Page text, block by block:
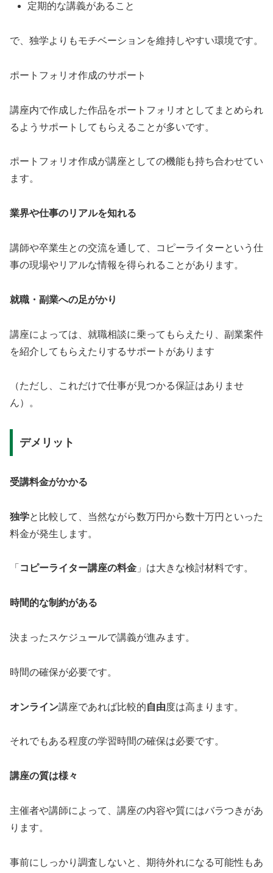
定期的な講義があること
で、独学よりもモチベーションを維持しやすい環境です。
ポートフォリオ作成のサポート
講座内で作成した作品をポートフォリオとしてまとめられ
るようサポートしてもらえることが多いです。
ポートフォリオ作成が講座としての機能も持ち合わせてい
ます。
業界や仕事のリアルを知れる
講師や卒業生との交流を通して、コピーライターという仕
事の現場やリアルな情報を得られることがあります。
就職・副業への足がかり
講座によっては、就職相談に乗ってもらえたり、副業案件
を紹介してもらえたりするサポートがあります
（ただし、これだけで仕事が見つかる保証はありませ
ん）。
デメリット
受講料金がかかる
独学と比較して、当然ながら数万円から数十万円といった
料金が発生します。
「 コピーライター講座の料金 」は大きな検討材料です。
時間的な制約がある
決まったスケジュールで講義が進みます。
時間の確保が必要です。
オンライン講座であれば比較的自由度は高まります。
それでもある程度の学習時間の確保は必要です。
講座の質は様々
主催者や講師によって、講座の内容や質にはバラつきがあ
ります。
事前にしっかり調査しないと、期待外れになる可能性もあ